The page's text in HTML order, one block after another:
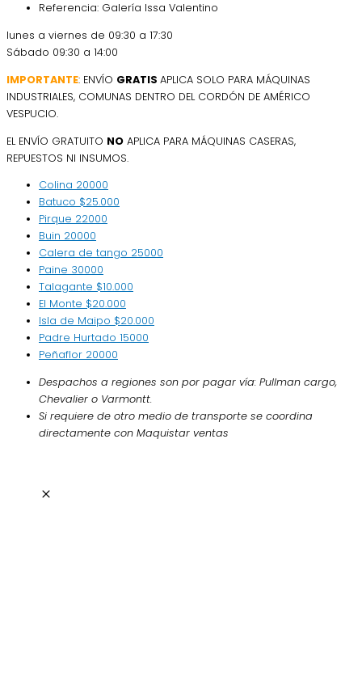
Referencia: Galería Issa Valentino
lunes a viernes de 09:30 a 17:30
Sábado 09:30 a 14:00
IMPORTANTE: ENVÍO GRATIS APLICA SOLO PARA MÁQUINAS
INDUSTRIALES, COMUNAS DENTRO DEL CORDÓN DE AMÉRICO
VESPUCIO.
EL ENVÍO GRATUITO NO APLICA PARA MÁQUINAS CASERAS,
REPUESTOS NI INSUMOS.
Colina 20000
Batuco $25.000
Pirque 22000
Buin 20000
Calera de tango 25000
Paine 30000
Talagante $10.000
El Monte $20.000
Isla de Maipo $20.000
Padre Hurtado 15000
Peñaflor 20000
Despachos a regiones son por pagar vía: Pullman cargo,
Chevalier o Varmontt.
Si requiere de otro medio de transporte se coordina
directamente con Maquistar ventas